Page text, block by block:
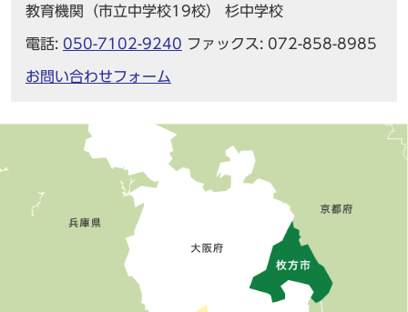
教育機関（市立中学校19校） 杉中学校
電話: 050-7102-9240 ファックス: 072-858-8985
お問い合わせフォーム